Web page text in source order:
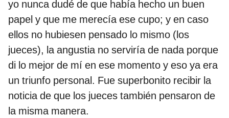
yo nunca dudé de que había hecho un buen
papel y que me merecía ese cupo; y en caso
ellos no hubiesen pensado lo mismo (los
jueces), la angustia no serviría de nada porque
di lo mejor de mí en ese momento y eso ya era
un triunfo personal. Fue superbonito recibir la
noticia de que los jueces también pensaron de
la misma manera.